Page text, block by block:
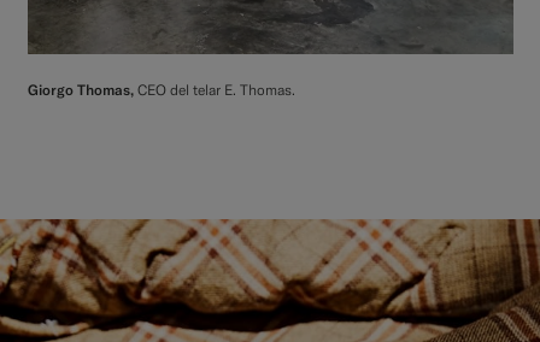
Giorgo Thomas,CEO del telar E. Thomas.